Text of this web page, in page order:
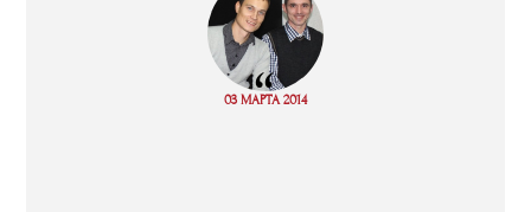
“
03 МАРТА 2014
Read